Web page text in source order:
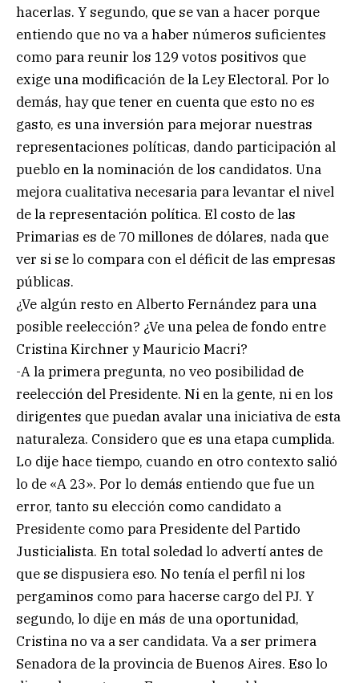
hacerlas. Y segundo, que se van a hacer porque
entiendo que no va a haber números suficientes
como para reunir los 129 votos positivos que
exige una modificación de la Ley Electoral. Por lo
demás, hay que tener en cuenta que esto no es
gasto, es una inversión para mejorar nuestras
representaciones políticas, dando participación al
pueblo en la nominación de los candidatos. Una
mejora cualitativa necesaria para levantar el nivel
de la representación política. El costo de las
Primarias es de 70 millones de dólares, nada que
ver si se lo compara con el déficit de las empresas
públicas.
¿Ve algún resto en Alberto Fernández para una
posible reelección? ¿Ve una pelea de fondo entre
Cristina Kirchner y Mauricio Macri?
-A la primera pregunta, no veo posibilidad de
reelección del Presidente. Ni en la gente, ni en los
dirigentes que puedan avalar una iniciativa de esta
naturaleza. Considero que es una etapa cumplida.
Lo dije hace tiempo, cuando en otro contexto salió
lo de «A 23». Por lo demás entiendo que fue un
error, tanto su elección como candidato a
Presidente como para Presidente del Partido
Justicialista. En total soledad lo advertí antes de
que se dispusiera eso. No tenía el perfil ni los
pergaminos como para hacerse cargo del PJ. Y
segundo, lo dije en más de una oportunidad,
Cristina no va a ser candidata. Va a ser primera
Senadora de la provincia de Buenos Aires. Eso lo